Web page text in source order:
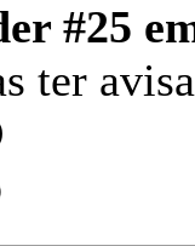
#25
ter